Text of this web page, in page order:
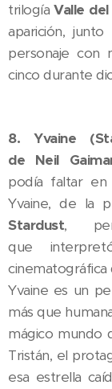
trilogíaValle
aparición,
personaje con
cinco durante
8. Yvaine
de Neil
podía faltar en
Yvaine, de la
Stardust,
que
cinematográfica
Yvaine es un
más que
mágico mundo
Tristán, el
esa estrella